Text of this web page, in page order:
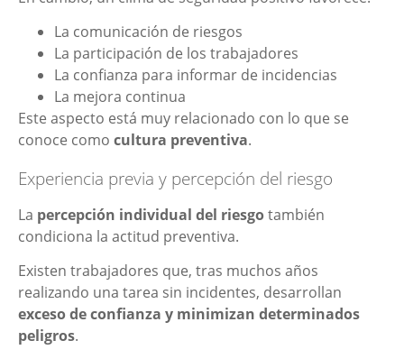
La comunicación de riesgos
La participación de los trabajadores
La confianza para informar de incidencias
La mejora continua
Este aspecto está muy relacionado con lo que se
conoce como cultura preventiva.
Experiencia previa y percepción del riesgo
La percepción individual del riesgotambién
condiciona la actitud preventiva.
Existen trabajadores que, tras muchos años
realizando una tarea sin incidentes, desarrollan
exceso de confianza y minimizan determinados
peligros.